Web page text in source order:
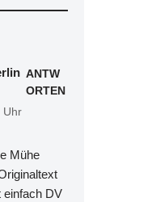
Uhr
ANTW
ORTEN
Mühe
einfach DV